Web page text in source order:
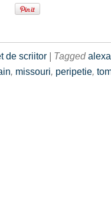
de scriitor | Tagged
, missouri, peripetie,